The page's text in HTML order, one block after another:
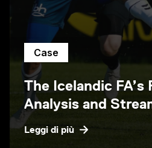
Case
The Icelandic
Analysis and
Leggi di più